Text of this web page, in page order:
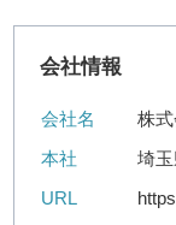
会社情報
会社名
株
本社
埼
URL